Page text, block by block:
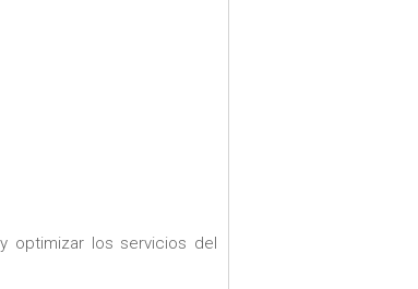
optimizar los servicios del